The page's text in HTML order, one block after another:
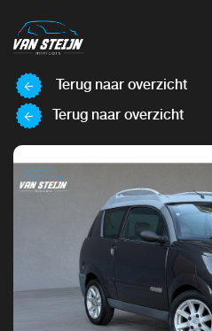
Terug naar overzicht
Terug naar overzicht